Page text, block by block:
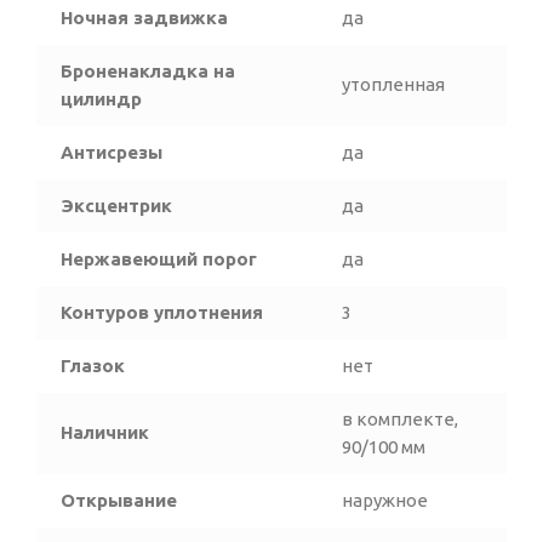
Ночная задвижка да
Броненакладка на
цилиндр
утопленная
Антисрезы да
Эксцентрик да
Нержавеющий порог да
Контуров уплотнения 3
Глазок нет
Наличник
в комплекте,
90/100 мм
Открывание наружное